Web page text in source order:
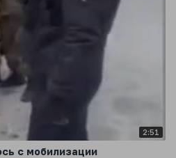
2:51
с мобилизации